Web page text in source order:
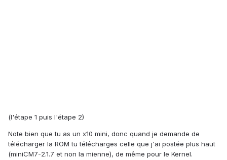
(l'étape 1 puis l'étape 2)
Note bien que tu as un x10 mini, donc quand je demande de
télécharger la ROM tu télécharges celle que j'ai postée plus haut
(miniCM7-2.1.7 et non la mienne), de même pour le Kernel.